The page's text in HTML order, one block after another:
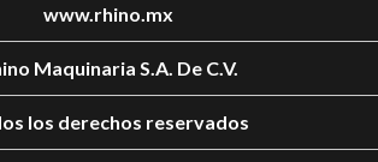
www.rhino.mx
Maquinaria S.A. De C.V.
los derechos reservados